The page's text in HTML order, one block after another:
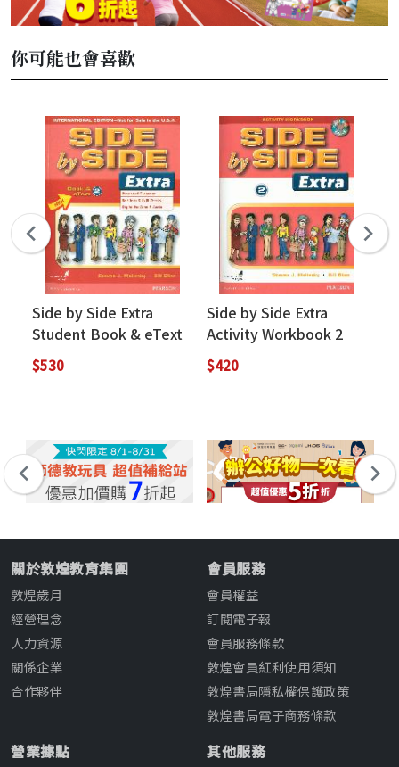
你可能也會喜歡
Side by Side Extra
Student Book & eText
(International Edition)
2
$530
Side by Side Extra
Activity Workbook 2
(with Digital Audio
CDs/2片)
$420
關於敦煌教育集團
敦煌歲月
經營理念
人力資源
關係企業
合作夥伴
會員服務
會員權益
訂閱電子報
會員服務條款
敦煌會員紅利使用須知
敦煌書局隱私權保護政策
敦煌書局電子商務條款
營業據點 其他服務